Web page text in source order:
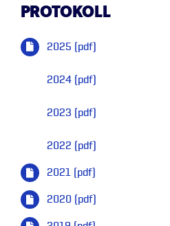
PROTOKOLL
2025 (pdf)
2024 (pdf)
2023 (pdf)
2022 (pdf)
2021 (pdf)
2020 (pdf)